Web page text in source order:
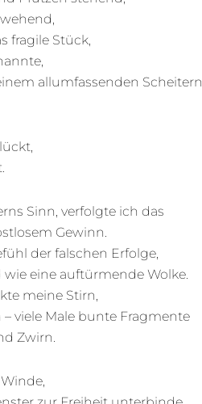
fragile Stück,
allumfassenden Scheitern
Sinn, verfolgte ich das
Gewinn.
der falschen Erfolge,
eine auftürmende Wolke.
meine Stirn,
viele Male bunte Fragmente
Zwirn.